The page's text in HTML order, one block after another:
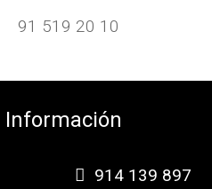
91 519 20 10
Información
914 139 897